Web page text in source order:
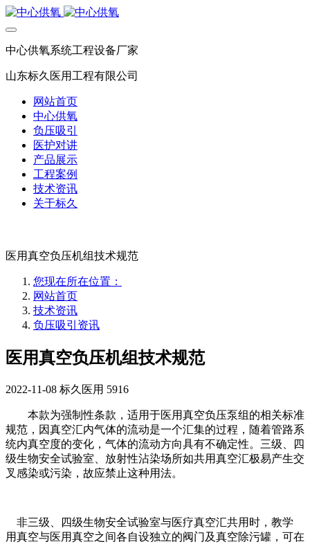
中心供氧系统工程设备厂家
山东标久医用工程有限公司
网站首页
中心供氧
负压吸引
医护对讲
产品展示
工程案例
技术资讯
关于标久
医用真空负压机组技术规范
您现在所在位置：
网站首页
技术资讯
负压吸引资讯
医用真空负压机组技术规范
2022-11-08 标久医用 5916
本款为强制性条款，适用于医用真空负压泵组的相关标准
规范，因真空汇内气体的流动是一个汇集的过程，随着管路系
统内真空度的变化，气体的流动方向具有不确定性。三级、四
级生物安全试验室、放射性沾染场所如共用真空汇极易产生交
叉感染或污染，故应禁止这种用法。
非三级、四级生物安全试验室与医疗真空汇共用时，教学
用真空与医用真空之间各自设独立的阀门及真空除污罐，可在